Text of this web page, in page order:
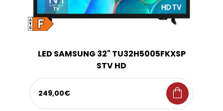
LED SAMSUNG 32" TU32H5005FKXSP
STV HD
249,00€ shopping_bag